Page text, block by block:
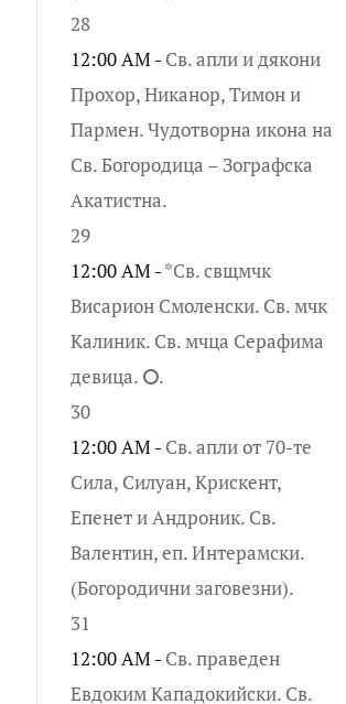
28
12:00 AM - Св. апли и дякони
Прохор, Никанор, Тимон и
Пармен. Чудотворна икона на
Св. Богородица – Зографска
Акатистна.
29
12:00 AM -*Св. свщмчк
Висарион Смоленски. Св. мчк
Калиник. Св. мчца Серафима
девица. ⭘.
30
12:00 AM - Св. апли от 70-те
Сила, Силуан, Крискент,
Епенет и Андроник. Св.
Валентин, еп. Интерамски.
(Богородични заговезни).
31
12:00 AM - Св. праведен
Евдоким Кападокийски. Св.